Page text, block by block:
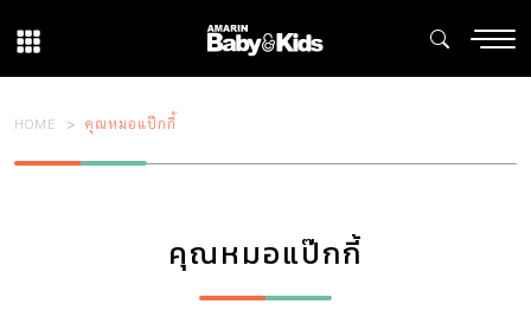
HOME คุณหมอแป๊กกี้
คุณหมอแป๊กกี้